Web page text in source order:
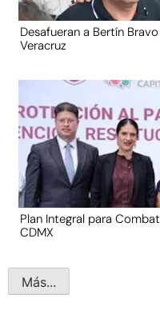
Desafueran a Bertín
Veracruz
Plan Integral para
CDMX
Más...